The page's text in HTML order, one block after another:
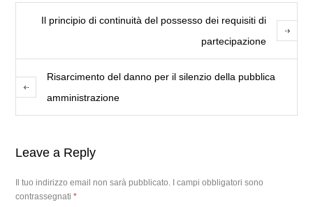
Il principio di continuità del possesso dei requisiti di
partecipazione
Risarcimento del danno per il silenzio della pubblica
amministrazione
Leave a Reply
Il tuo indirizzo email non sarà pubblicato.
I campi obbligatori sono
contrassegnati*